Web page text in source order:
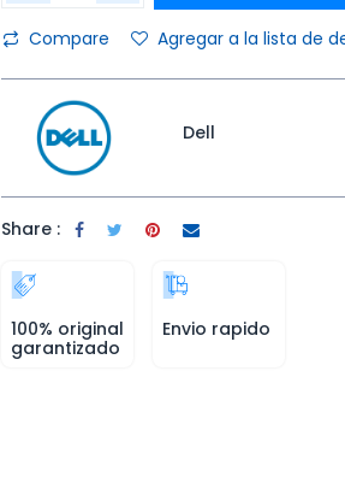
Compare Agregar a la lista de
Dell
Share :
100% original
garantizado
Envio rapido